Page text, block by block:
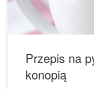
Przepis na
konopią